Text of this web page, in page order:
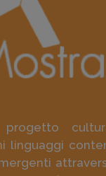
linguaggi